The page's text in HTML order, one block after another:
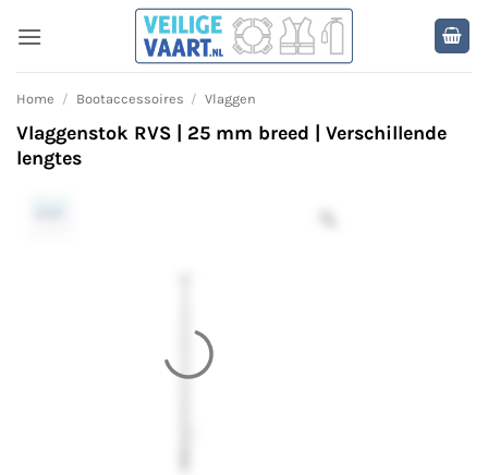
naar
inhoud
Home / Bootaccessoires / Vlaggen
Vlaggenstok RVS | 25 mm breed | Verschillende
lengtes